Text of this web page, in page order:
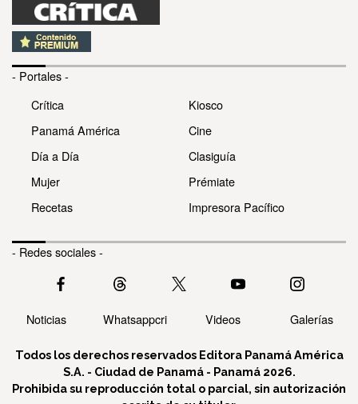
- Portales -
Crítica
Panamá América
Día a Día
Mujer
Recetas
Kiosco
Cine
Clasiguía
Prémiate
Impresora Pacífico
- Redes sociales -
Noticias Whatsappcri Videos Galerías
Todos los derechos reservados Editora Panamá América
S.A. - Ciudad de Panamá - Panamá 2026.
Prohibida su reproducción total o parcial, sin autorización